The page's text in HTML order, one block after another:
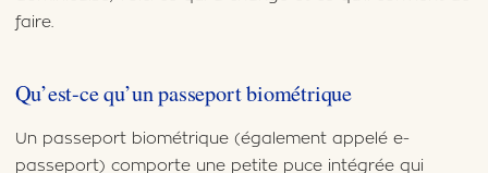
faire.
Qu’est-ce qu’un passeport biométrique
Un passeport biométrique (également appelé e-
passeport) comporte une petite puce intégrée qui